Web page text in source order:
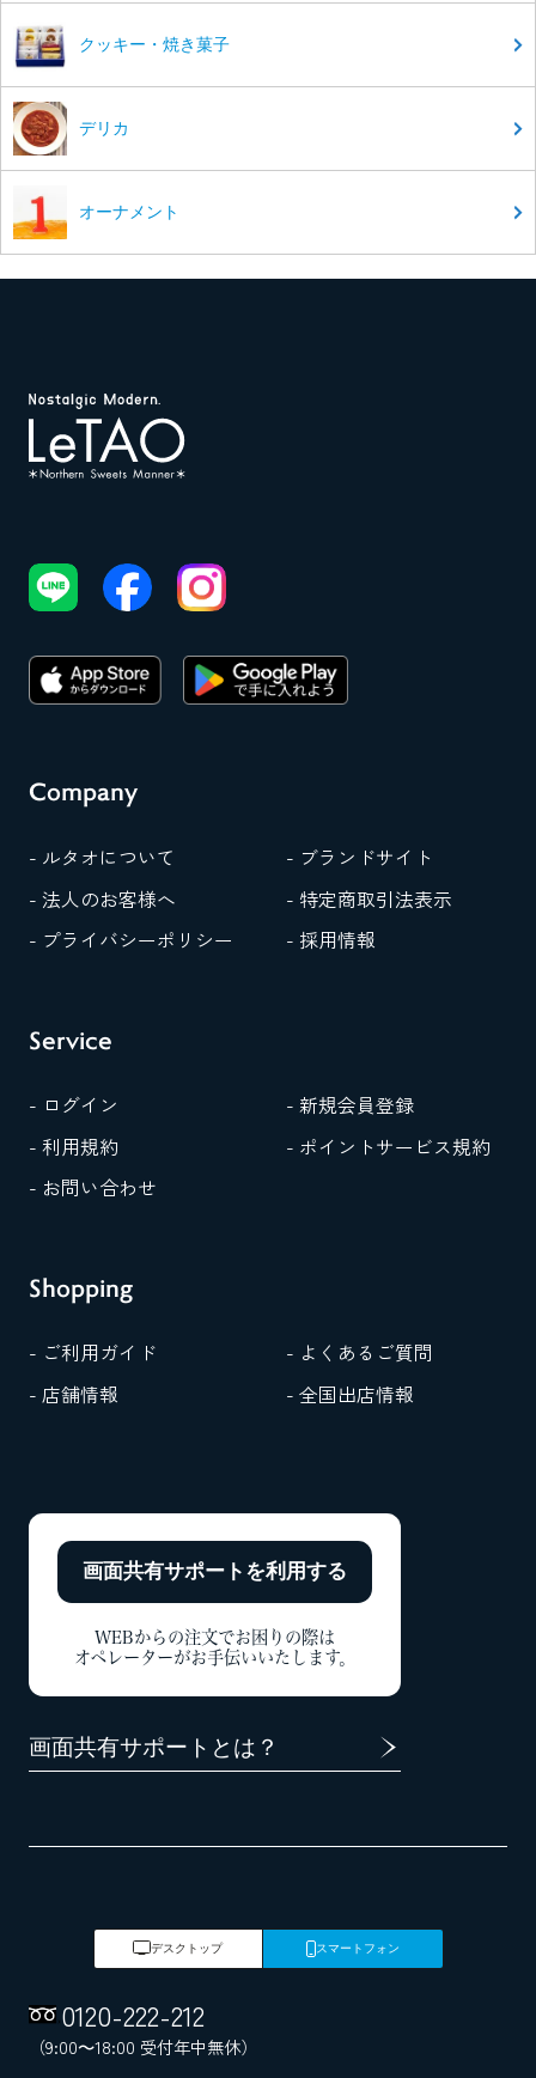
クッキー・焼き菓子
デリカ
オーナメント
Company
- ルタオについて
- ブランドサイト
- 法人のお客様へ
- 特定商取引法表示
- プライバシーポリシー
- 採用情報
Service
- ログイン
- 新規会員登録
- 利用規約
- ポイントサービス規約
- お問い合わせ
Shopping
- ご利用ガイド
- よくあるご質問
- 店舗情報
- 全国出店情報
画面共有サポートを利用する
WEBからの注文でお困りの際は
オペレーターがお手伝いいたします。
画面共有サポートとは？
デスクトップ スマートフォン
0120-222-212
（9:00～18:00 受付年中無休）